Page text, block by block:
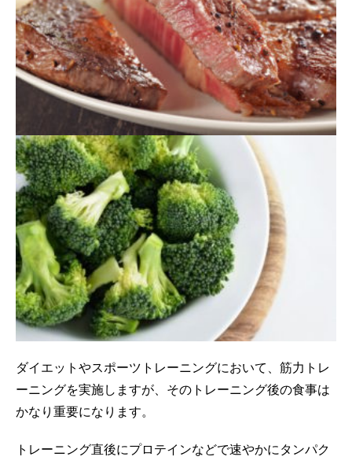
ダイエットやスポーツトレーニングにおいて、筋力トレ
ーニングを実施しますが、そのトレーニング後の食事は
かなり重要になります。
トレーニング直後にプロテインなどで速やかにタンパク